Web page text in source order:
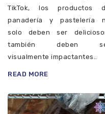
TikTok, los productos
panadería y pastelería
solo deben ser
también deben
visualmente impactantes..
READ MORE